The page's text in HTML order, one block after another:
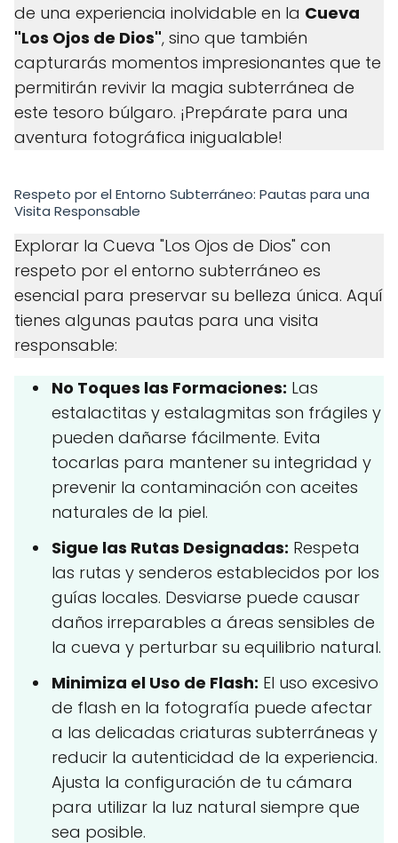
de una experiencia inolvidable en la Cueva
"Los Ojos de Dios", sino que también
capturarás momentos impresionantes que te
permitirán revivir la magia subterránea de
este tesoro búlgaro. ¡Prepárate para una
aventura fotográfica inigualable!
Respeto por el Entorno Subterráneo: Pautas para una
Visita Responsable
Explorar la Cueva "Los Ojos de Dios" con
respeto por el entorno subterráneo es
esencial para preservar su belleza única. Aquí
tienes algunas pautas para una visita
responsable:
No Toques las Formaciones: Las
estalactitas y estalagmitas son frágiles y
pueden dañarse fácilmente. Evita
tocarlas para mantener su integridad y
prevenir la contaminación con aceites
naturales de la piel.
Sigue las Rutas Designadas: Respeta
las rutas y senderos establecidos por los
guías locales. Desviarse puede causar
daños irreparables a áreas sensibles de
la cueva y perturbar su equilibrio natural.
Minimiza el Uso de Flash: El uso excesivo
de flash en la fotografía puede afectar
a las delicadas criaturas subterráneas y
reducir la autenticidad de la experiencia.
Ajusta la configuración de tu cámara
para utilizar la luz natural siempre que
sea posible.